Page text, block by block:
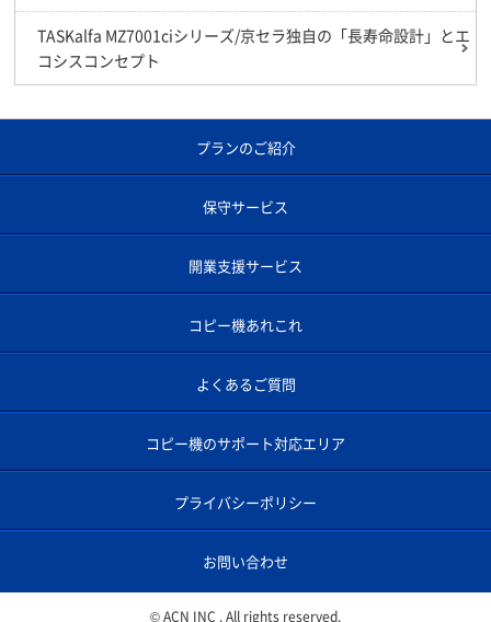
TASKalfa MZ7001ciシリーズ/京セラ独自の「長寿命設計」とエ
コシスコンセプト
プランのご紹介
保守サービス
開業支援サービス
コピー機あれこれ
よくあるご質問
コピー機のサポート対応エリア
プライバシーポリシー
お問い合わせ
© ACN INC . All rights reserved.